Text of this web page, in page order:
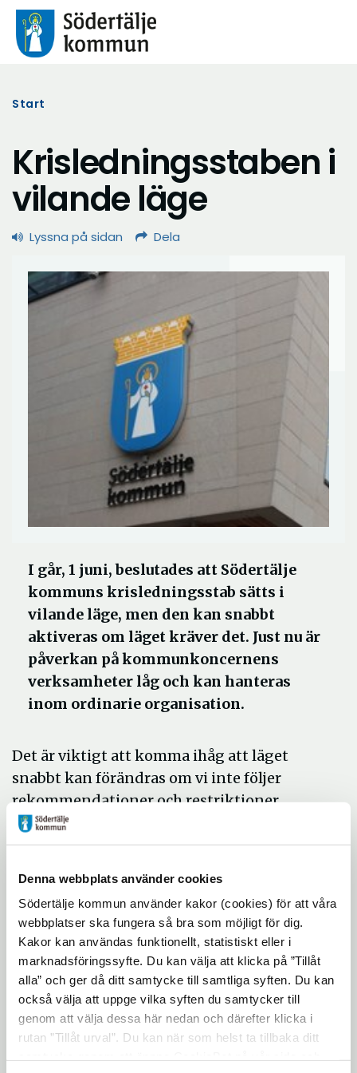
Denna webbplats använder cookies
Södertälje kommun använder kakor (cookies) för att våra
webbplatser ska fungera så bra som möjligt för dig.
Kakor kan användas funktionellt, statistiskt eller i
marknadsföringssyfte. Du kan välja att klicka på ”Tillåt
alla” och ger då ditt samtycke till samtliga syften. Du kan
också välja att uppge vilka syften du samtycker till
genom att välja dessa här nedan och därefter klicka i
rutan ”Tillåt urval”. Du kan när som helst ta tillbaka ditt
Start
Krisledningsstaben i
vilande läge
Lyssna på sidan Dela
I går, 1 juni, beslutades att Södertälje
kommuns krisledningsstab sätts i
vilande läge, men den kan snabbt
aktiveras om läget kräver det. Just nu är
påverkan på kommunkoncernens
verksamheter låg och kan hanteras
inom ordinarie organisation.
Det är viktigt att komma ihåg att läget
snabbt kan förändras om vi inte följer
rekommendationer och restriktioner.
Fortsatt gäller:
Umgås med få människor.
Stanna hemma om du har symptom.
Undvik att använda kollektivtrafiken
om det går. Om du måste resa med
kollektivtrafik, använd munskydd.
Anpassade restriktioner införs 1 juni